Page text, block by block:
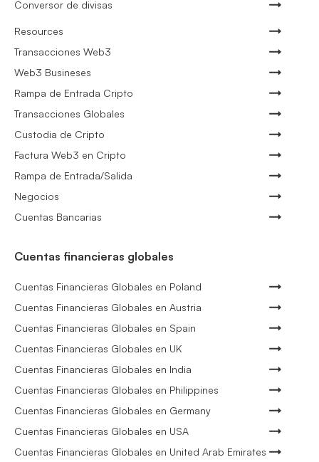
Conversor de divisas
Resources
Transacciones Web3
Web3 Busineses
Rampa de Entrada Cripto
Transacciones Globales
Custodia de Cripto
Factura Web3 en Cripto
Rampa de Entrada/Salida
Negocios
Cuentas Bancarias
Cuentas financieras globales
Cuentas Financieras Globales en Poland
Cuentas Financieras Globales en Austria
Cuentas Financieras Globales en Spain
Cuentas Financieras Globales en UK
Cuentas Financieras Globales en India
Cuentas Financieras Globales en Philippines
Cuentas Financieras Globales en Germany
Cuentas Financieras Globales en USA
Cuentas Financieras Globales en United Arab Emirates